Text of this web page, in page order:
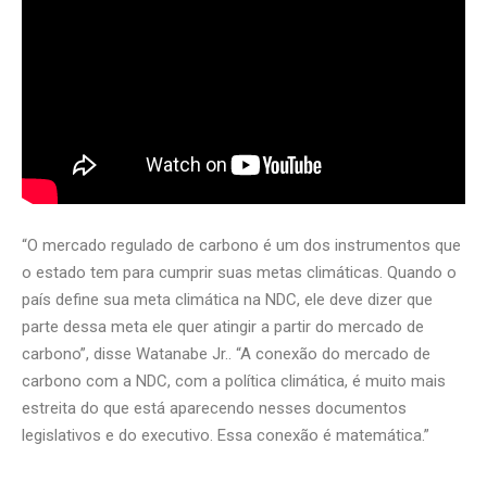
“O mercado regulado de carbono é um dos instrumentos que
o estado tem para cumprir suas metas climáticas. Quando o
país define sua meta climática na NDC, ele deve dizer que
parte dessa meta ele quer atingir a partir do mercado de
carbono”, disse Watanabe Jr.. “A conexão do mercado de
carbono com a NDC, com a política climática, é muito mais
estreita do que está aparecendo nesses documentos
legislativos e do executivo. Essa conexão é matemática.”